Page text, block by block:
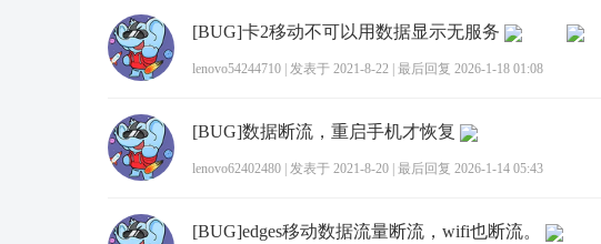
[BUG]卡2移动不可以用数据显示无服务
lenovo54244710 发表于 2021-8-22 最后回复 2026-1-18 01:08
[BUG]数据断流，重启手机才恢复
lenovo62402480 发表于 2021-8-20 最后回复 2026-1-14 05:43
[BUG]edges移动数据流量断流，wifi也断流。